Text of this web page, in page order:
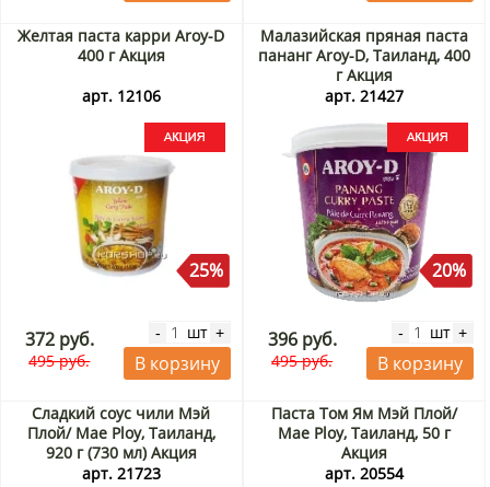
Желтая паста карри Aroy-D
400 г Акция
арт. 12106
25%
372 руб.
495 руб.
- шт +
В корзину
Малазийская пряная паста
пананг Aroy-D, Таиланд, 400
г Акция
арт. 21427
20%
396 руб.
495 руб.
- шт +
В корзину
Сладкий соус чили Мэй
Плой/ Mae Ploy, Таиланд,
920 г (730 мл) Акция
арт. 21723
Паста Том Ям Мэй Плой/
Mae Ploy, Таиланд, 50 г
Акция
арт. 20554